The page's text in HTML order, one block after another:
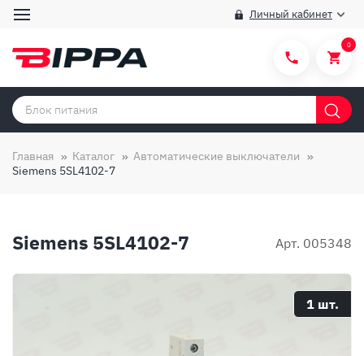
Личный кабинет
Категории товаров
Способы покупки
Вопросы и ответы
О компании
0
Главная Каталог
Автоматические выключатели
Siemens 5SL4102-7
Siemens 5SL4102-7 Арт. 005348
1 шт.